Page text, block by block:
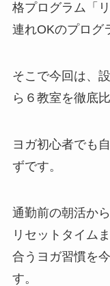
格プログラム「
連れOKのプログ
そこで今回は、
ら６教室を徹底比
ヨガ初心者でも
ずです。
通勤前の朝活か
リセットタイム
合うヨガ習慣を
す。